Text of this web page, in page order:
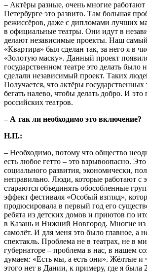
– Актёры разные, очень многие
Петербурге это развито. Там большая
режиссёров, даже с дипломами лучших
в официальные театры. Они идут в
делают независимые проекты. Наш
«Квартира» был сделан так, за него я в
«Золотую маску». Данный проект
государственном театре это делать
сделали независимый проект. Таких
Получается, что актёры
бегать налево, чтобы делать добро. И это
российских театров.
– А так ли необходимо это включение?
Н.П.:
– Необходимо, потому что общество
есть любое гетто – это взрывоопасно.
социального развития, экономически,
неправильно. Люди, которые работают с
стараются объединять обособленные
эффект фестиваля «Особый взгляд»,
продюсировала в первый год его
ребята из детских домов и приютов по
в Казань и Нижний Новгород. Многие из
самолёт. И для меня это было главное, а
спектакль. Проблема не в театрах, не в
губернаторе – проблема в нас, в нашем
думаем: «Есть мы, а есть они». Жёлтые и
этого нет в Дании, к примеру, где я была